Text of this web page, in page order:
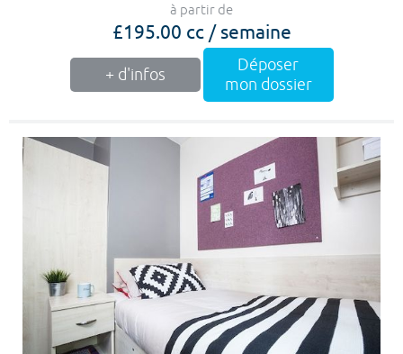
à partir de
£195.00 cc / semaine
+ d'infos
Déposer
mon dossier